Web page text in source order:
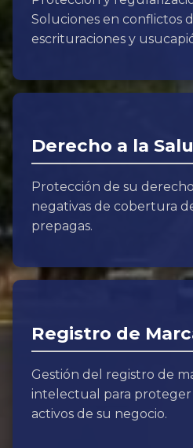
Soluciones en conflictos
escrituraciones y
Derecho a la
Protección de su
negativas de cobertura
prepagas.
Registro de
Gestión del registro de
intelectual para
activos de su negocio.